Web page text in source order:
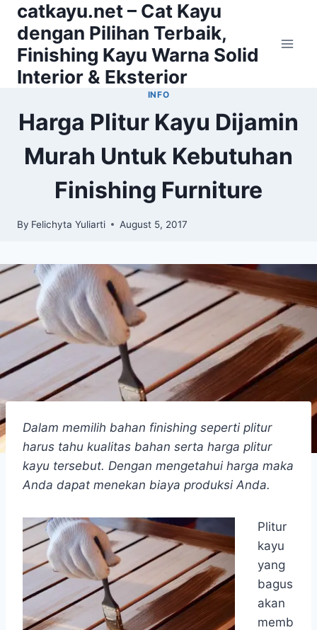
Skip
content
catkayu.net – Cat Kayu
dengan Pilihan Terbaik,
Finishing Kayu Warna Solid
Interior & Eksterior
INFO
Harga Plitur Kayu Dijamin
Murah Untuk Kebutuhan
Finishing Furniture
By Felichyta Yuliarti August 5, 2017
Dalam memilih bahan finishing seperti plitur
harus tahu kualitas bahan serta harga plitur
kayu tersebut. Dengan mengetahui harga maka
Anda dapat menekan biaya produksi Anda.
Plitur
kayu
yang
bagus
akan
memb